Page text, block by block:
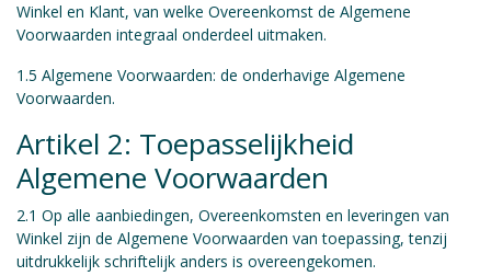
Winkel en Klant, van welke Overeenkomst de Algemene
Voorwaarden integraal onderdeel uitmaken.
1.5 Algemene Voorwaarden: de onderhavige Algemene
Voorwaarden.
Artikel 2: Toepasselijkheid
Algemene Voorwaarden
2.1 Op alle aanbiedingen, Overeenkomsten en leveringen van
Winkel zijn de Algemene Voorwaarden van toepassing, tenzij
uitdrukkelijk schriftelijk anders is overeengekomen.